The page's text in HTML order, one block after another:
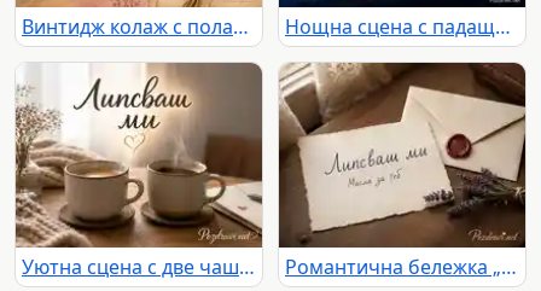
Винтидж колаж с полароид и сухи цветя с надпис „Липсваш ми“ и „Благодаря ти за спомените“ Нощна сцена с падаща звезда и послание „Липсваш ми“ за мисълта, която преодолява разстоянието
Уютна сцена с две чаши кафе, пара и послание „Липсваш ми“ в топла домашна светлина Романтична бележка „Липсваш ми“ до запечатан плик с восъчно сърце и лавандула на дървена маса.